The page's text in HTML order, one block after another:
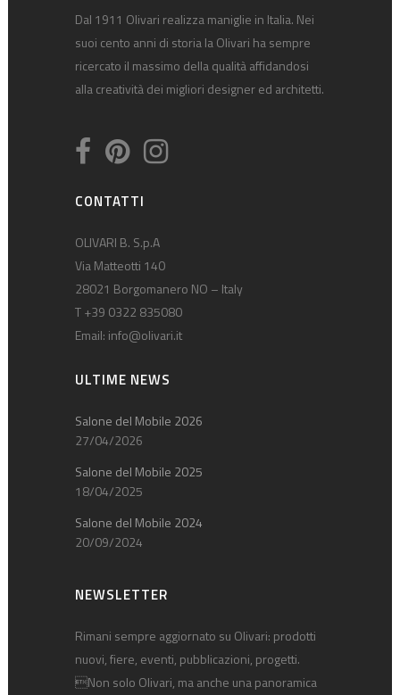
Dal 1911 Olivari realizza maniglie in Italia. Nei
suoi cento anni di storia la Olivari ha sempre
ricercato il massimo della qualità affidandosi
alla creatività dei migliori designer ed architetti.
CONTATTI
OLIVARI B. S.p.A
Via Matteotti 140
28021 Borgomanero NO – Italy
T +39 0322 835080
Email: info@olivari.it
ULTIME NEWS
Salone del Mobile 2026
27/04/2026
Salone del Mobile 2025
18/04/2025
Salone del Mobile 2024
20/09/2024
NEWSLETTER
Rimani sempre aggiornato su Olivari: prodotti
nuovi, fiere, eventi, pubblicazioni, progetti.
Non solo Olivari, ma anche una panoramica